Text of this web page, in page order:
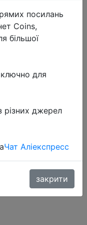
3 фута/6
Кабель
для PS3
посилань
Coins,
більшої
для
різних джерел
Чат Аліекспресс
закрити